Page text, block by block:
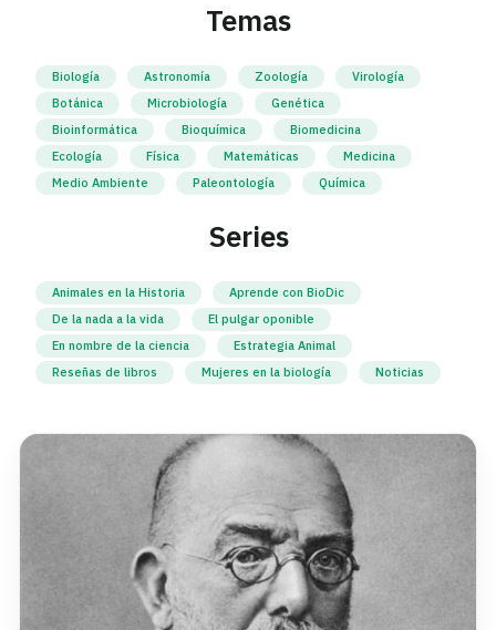
Temas
Biología Astronomía Zoología
Virología
Botánica
Microbiología
Genética
Bioinformática
Bioquímica
Biomedicina
Ecología
Física Matemáticas
Medicina
Medio Ambiente
Paleontología Química
Series
Animales en la Historia
Aprende con BioDic
De la nada a la vida
El pulgar oponible
En nombre de la ciencia
Estrategia Animal
Reseñas de libros
Mujeres en la biología Noticias